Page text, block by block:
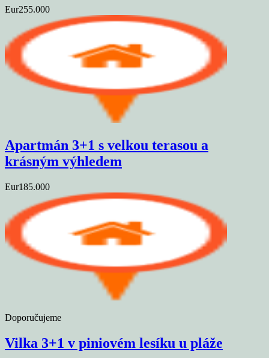
Eur255.000
Apartmán 3+1 s velkou terasou a
krásným výhledem
Eur185.000
Doporučujeme
Vilka 3+1 v piniovém lesíku u pláže